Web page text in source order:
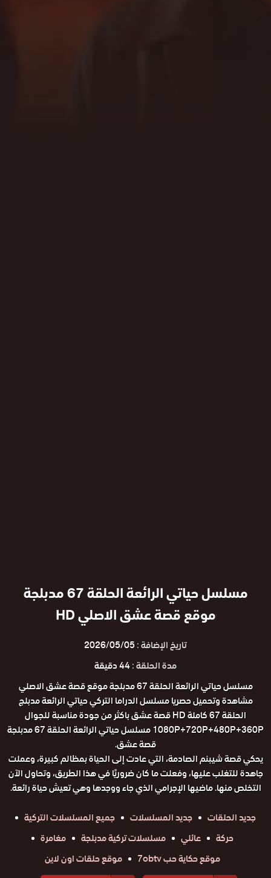
مسلسل حياتي الرائعة الحلقة 67 مدبلجة
موقع قصة عشق الاصلي HD
تاريخ الإضافة :2026/05/05
مدة الحلقة :44 دقيقة
مسلسل حياتي الرائعة الحلقة 67 مدبلجة موقع قصة عشق الاصلي
مشاهدة وتحميل حصريا مسلسل الدراما التركي حياتي الرائعة مدبلج
الحلقة 67 كاملة HD قصة عشق باكثر من جودة مناسبة للجوال
1080P+720P+480P+360P مسلسل حياتي الرائعة الحلقة 67 مدبلجة
قصة عشق.
يحكي قصة شيبنم الصادمة، التي عادت إلى الحياة بمظالم كبيرة، وعملت
جاهدة للتغلب عليها، وفعلت ما كان ضروريًا في هذا الطريق، وتحاول الآن
التخلص منها. ماضيها الإجرامي الذي جاء ووجدها وهي تعيش حياة رائعة.
جديد الحلقات
جديد المسلسلات
جميع المسلسلات التركية
حركة
عائلي مسلسلات تركية مدبلجة
مغامرة
موقع حكاية حب 7obtv
موقع حلقات اون لاين